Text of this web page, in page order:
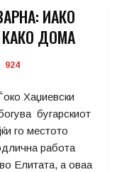
ИАКО
ДОМА
924
Хаџиевски
бугарскиот
го местото
работа
Елитата, а оваа